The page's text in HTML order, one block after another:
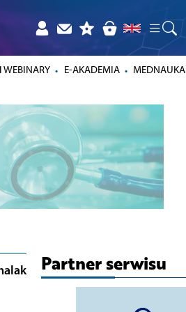
WEBINARY E-AKADEMIA MEDNAUKA
Partner serwisu